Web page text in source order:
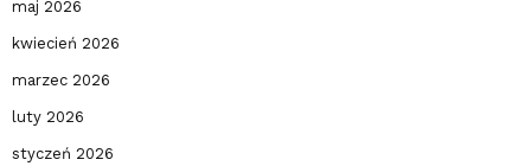
maj 2026
kwiecień 2026
marzec 2026
luty 2026
styczeń 2026